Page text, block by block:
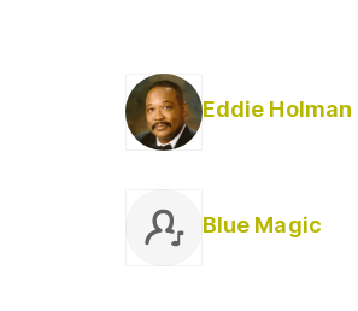
Eddie Holman
Blue Magic